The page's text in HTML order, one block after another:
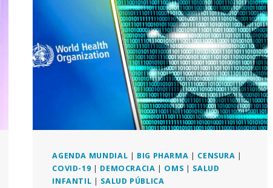
AGENDA MUNDIAL | BIG PHARMA | CENSURA |
COVID-19 | DEMOCRACIA | OMS | SALUD
INFANTIL | SALUD PÚBLICA